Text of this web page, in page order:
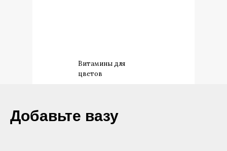
Витамины для
цветов
​Добавьте вазу